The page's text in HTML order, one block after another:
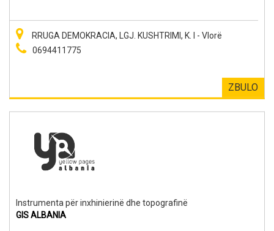
RRUGA DEMOKRACIA, LGJ. KUSHTRIMI, K. I - Vlorë
0694411775
ZBULO
Instrumenta për inxhinierinë dhe topografinë
GIS ALBANIA